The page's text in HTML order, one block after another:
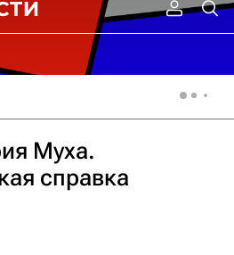
Муха.
справка